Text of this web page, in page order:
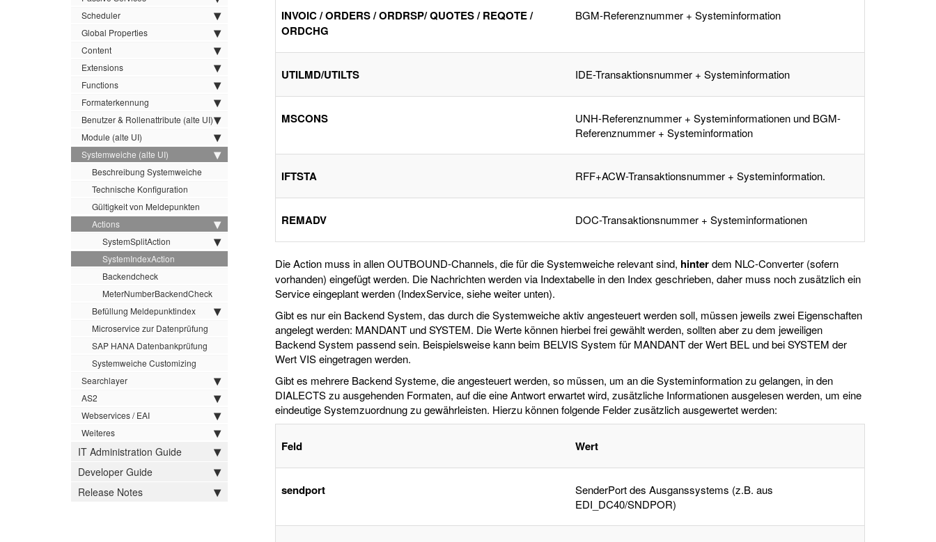
Scheduler
Global Properties
Content
Extensions
Functions
Formaterkennung
Benutzer & Rollenattribute (alte UI)
Module (alte UI)
Systemweiche (alte UI)
Beschreibung Systemweiche
Technische Konfiguration
Gültigkeit von Meldepunkten
Actions
SystemSplitAction
SystemIndexAction
Backendcheck
MeterNumberBackendCheck
Befüllung Meldepunktindex
Microservice zur Datenprüfung
SAP HANA Datenbankprüfung
Systemweiche Customizing
Searchlayer
AS2
Webservices / EAI
Weiteres
IT Administration Guide
Developer Guide
Release Notes
INVOIC / ORDERS / ORDRSP/ QUOTES / REQOTE /
ORDCHG
BGM-Referenznummer + Systeminformation
UTILMD/UTILTS IDE-Transaktionsnummer + Systeminformation
MSCONS
UNH-Referenznummer + Systeminformationen und BGM-
Referenznummer + Systeminformation
IFTSTA RFF+ACW-Transaktionsnummer + Systeminformation.
REMADV DOC-Transaktionsnummer + Systeminformationen
Die Action muss in allen OUTBOUND-Channels, die für die Systemweiche relevant sind, hinterdem NLC-Converter (sofern
vorhanden) eingefügt werden. Die Nachrichten werden via Indextabelle in den Index geschrieben, daher muss noch zusätzlich ein
Service eingeplant werden (IndexService, siehe weiter unten).
Gibt es nur ein Backend System, das durch die Systemweiche aktiv angesteuert werden soll, müssen jeweils zwei Eigenschaften
angelegt werden: MANDANT und SYSTEM. Die Werte können hierbei frei gewählt werden, sollten aber zu dem jeweiligen
Backend System passend sein. Beispielsweise kann beim BELVIS System für MANDANT der Wert BEL und bei SYSTEM der
Wert VIS eingetragen werden.
Gibt es mehrere Backend Systeme, die angesteuert werden, so müssen, um an die Systeminformation zu gelangen, in den
DIALECTS zu ausgehenden Formaten, auf die eine Antwort erwartet wird, zusätzliche Informationen ausgelesen werden, um eine
eindeutige Systemzuordnung zu gewährleisten. Hierzu können folgende Felder zusätzlich ausgewertet werden:
Feld Wert
sendport
SenderPort des Ausganssystems (z.B. aus
EDI_DC40/SNDPOR)